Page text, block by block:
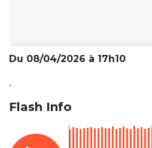
Du 08/04/2026 à 17h10
.
Flash Info